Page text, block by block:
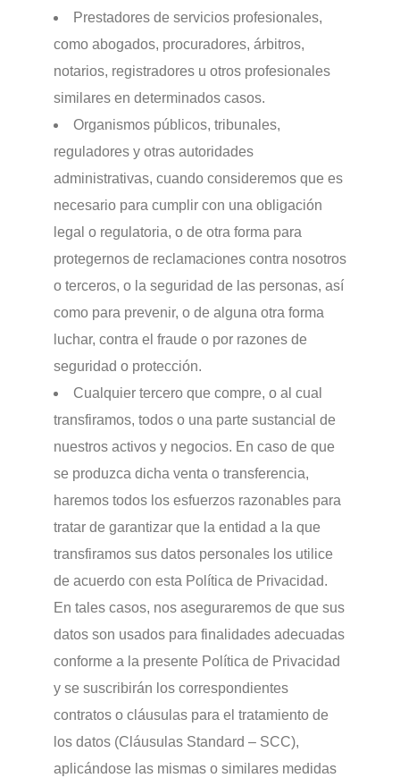
Prestadores de servicios profesionales,
como abogados, procuradores, árbitros,
notarios, registradores u otros profesionales
similares en determinados casos.
Organismos públicos, tribunales,
reguladores y otras autoridades
administrativas, cuando consideremos que es
necesario para cumplir con una obligación
legal o regulatoria, o de otra forma para
protegernos de reclamaciones contra nosotros
o terceros, o la seguridad de las personas, así
como para prevenir, o de alguna otra forma
luchar, contra el fraude o por razones de
seguridad o protección.
Cualquier tercero que compre, o al cual
transfiramos, todos o una parte sustancial de
nuestros activos y negocios. En caso de que
se produzca dicha venta o transferencia,
haremos todos los esfuerzos razonables para
tratar de garantizar que la entidad a la que
transfiramos sus datos personales los utilice
de acuerdo con esta Política de Privacidad.
En tales casos, nos aseguraremos de que sus
datos son usados para finalidades adecuadas
conforme a la presente Política de Privacidad
y se suscribirán los correspondientes
contratos o cláusulas para el tratamiento de
los datos (Cláusulas Standard – SCC),
aplicándose las mismas o similares medidas